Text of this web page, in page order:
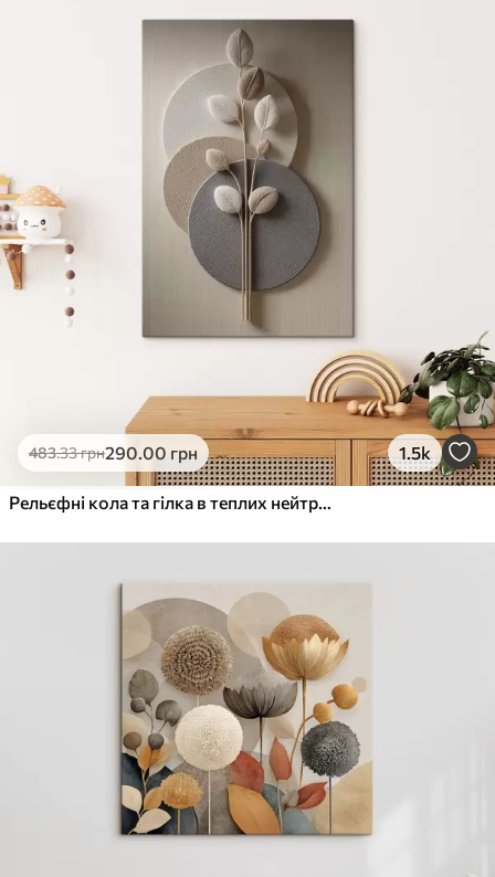
Яскраві, насичені кольори
Стійкість до вицвітання
Безпечне чорнило без запаху
Поверхня з текстурою полотна
Екологічний матеріал
Преміум
Від363
Яскраві, насичені кольори
Стійкість до вицвітання
Безпечне чорнило без запаху
Поверхня з текстурою полотна
Еко-Преміум
.00грн
✓Яскраві, насичені кольори
Поверхня з текстурою полотна
Екологічний матеріал
483.33грн290.00 грн 1.5k
Рельєфні кола та гілка в теплих нейтральних тонах